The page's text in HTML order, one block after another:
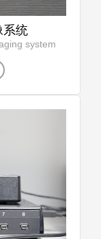
系统
system